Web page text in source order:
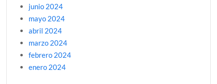
junio 2024
mayo 2024
abril 2024
marzo 2024
febrero 2024
enero 2024